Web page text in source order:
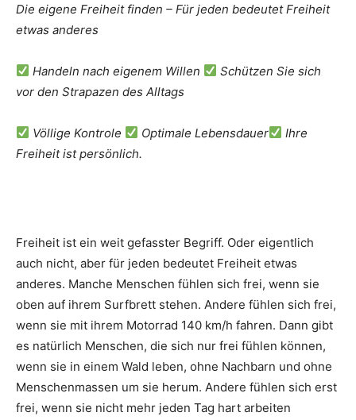
Die eigene Freiheit finden – Für jeden bedeutet Freiheit
etwas anderes
Handeln nach eigenem Willen
Schützen Sie sich
vor den Strapazen des Alltags
Völlige Kontrole Optimale Lebensdauer
Ihre
Freiheit ist persönlich.
Freiheit ist ein weit gefasster Begriff. Oder eigentlich
auch nicht, aber für jeden bedeutet Freiheit etwas
anderes. Manche Menschen fühlen sich frei, wenn sie
oben auf ihrem Surfbrett stehen. Andere fühlen sich frei,
wenn sie mit ihrem Motorrad 140 km/h fahren. Dann gibt
es natürlich Menschen, die sich nur frei fühlen können,
wenn sie in einem Wald leben, ohne Nachbarn und ohne
Menschenmassen um sie herum. Andere fühlen sich erst
frei, wenn sie nicht mehr jeden Tag hart arbeiten